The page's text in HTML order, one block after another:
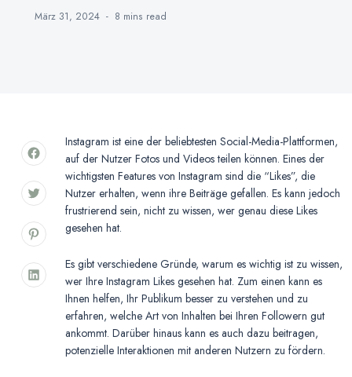
März 31, 2024 8 mins read
Instagram ist eine der beliebtesten Social-Media-Plattformen,
auf der Nutzer Fotos und Videos teilen können. Eines der
wichtigsten Features von Instagram sind die “Likes”, die
Nutzer erhalten, wenn ihre Beiträge gefallen. Es kann jedoch
frustrierend sein, nicht zu wissen, wer genau diese Likes
gesehen hat.
Es gibt verschiedene Gründe, warum es wichtig ist zu wissen,
wer Ihre Instagram Likes gesehen hat. Zum einen kann es
Ihnen helfen, Ihr Publikum besser zu verstehen und zu
erfahren, welche Art von Inhalten bei Ihren Followern gut
ankommt. Darüber hinaus kann es auch dazu beitragen,
potenzielle Interaktionen mit anderen Nutzern zu fördern.